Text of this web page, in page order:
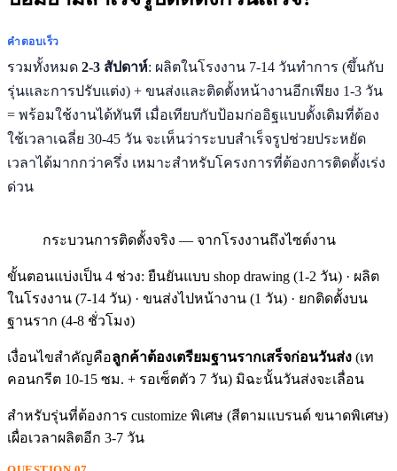
คำตอบเร็ว
รวมทั้งหมด 2-3 สัปดาห์: ผลิตในโรงงาน 7-14 วันทำการ (ขึ้นกับ
รุ่นและการปรับแต่ง) + ขนส่งและติดตั้งหน้างานอีกเพียง 1-3 วัน
= พร้อมใช้งานได้ทันที เมื่อเทียบกับป้อมก่ออิฐแบบดั้งเดิมที่ต้อง
ใช้เวลาเฉลี่ย 30-45 วัน จะเห็นว่าระบบสำเร็จรูปช่วยประหยัด
เวลาได้มากกว่าครึ่ง เหมาะสำหรับโครงการที่ต้องการติดตั้งเร่ง
ด่วน
กระบวนการติดตั้งจริง — จากโรงงานถึงไซต์งาน
ขั้นตอนแบ่งเป็น 4 ช่วง: ยืนยันแบบ shop drawing (1-2 วัน) · ผลิต
ในโรงงาน (7-14 วัน) · ขนส่งไปหน้างาน (1 วัน) · ยกติดตั้งบน
ฐานราก (4-8 ชั่วโมง)
เงื่อนไขสำคัญคือลูกค้าต้องเตรียมฐานรากเสร็จก่อนวันส่ง (เท
คอนกรีต 10-15 ซม. + รอเซ็ตตัว 7 วัน) มิฉะนั้นวันส่งจะเลื่อน
สำหรับรุ่นที่ต้องการ customize พิเศษ (สีตามแบรนด์ ขนาดพิเศษ)
เผื่อเวลาผลิตอีก 3-7 วัน